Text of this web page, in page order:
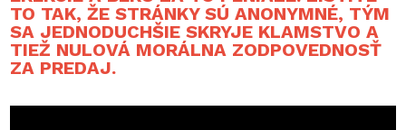
TO TAK, ŽE STRÁNKY SÚ ANONYMNÉ, TÝM
SA JEDNODUCHŠIE SKRYJE KLAMSTVO A
TIEŽ NULOVÁ MORÁLNA ZODPOVEDNOSŤ
ZA PREDAJ.